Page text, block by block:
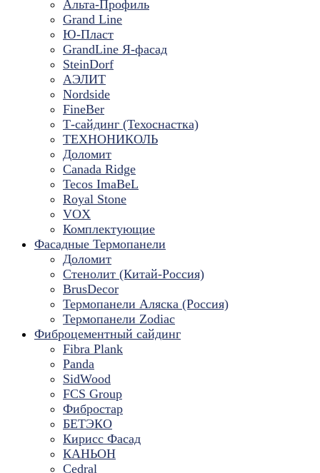
Альта-Профиль
Grand Line
Ю-Пласт
GrandLine Я-фасад
SteinDorf
АЭЛИТ
Nordside
FineBer
Т-сайдинг (Техоснастка)
ТЕХНОНИКОЛЬ
Доломит
Canada Ridge
Tecos ImaBeL
Royal Stone
VOX
Комплектующие
Фасадные Термопанели
Доломит
Стенолит (Китай-Россия)
BrusDecor
Термопанели Аляска (Россия)
Термопанели Zodiac
Фиброцементный сайдинг
Fibra Plank
Panda
SidWood
FCS Group
Фибростар
БЕТЭКО
Кирисс Фасад
КАНЬОН
Cedral